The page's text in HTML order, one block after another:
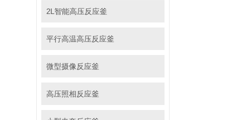
2L智能高压反应釜
平行高温高压反应釜
微型摄像反应釜
高压照相反应釜